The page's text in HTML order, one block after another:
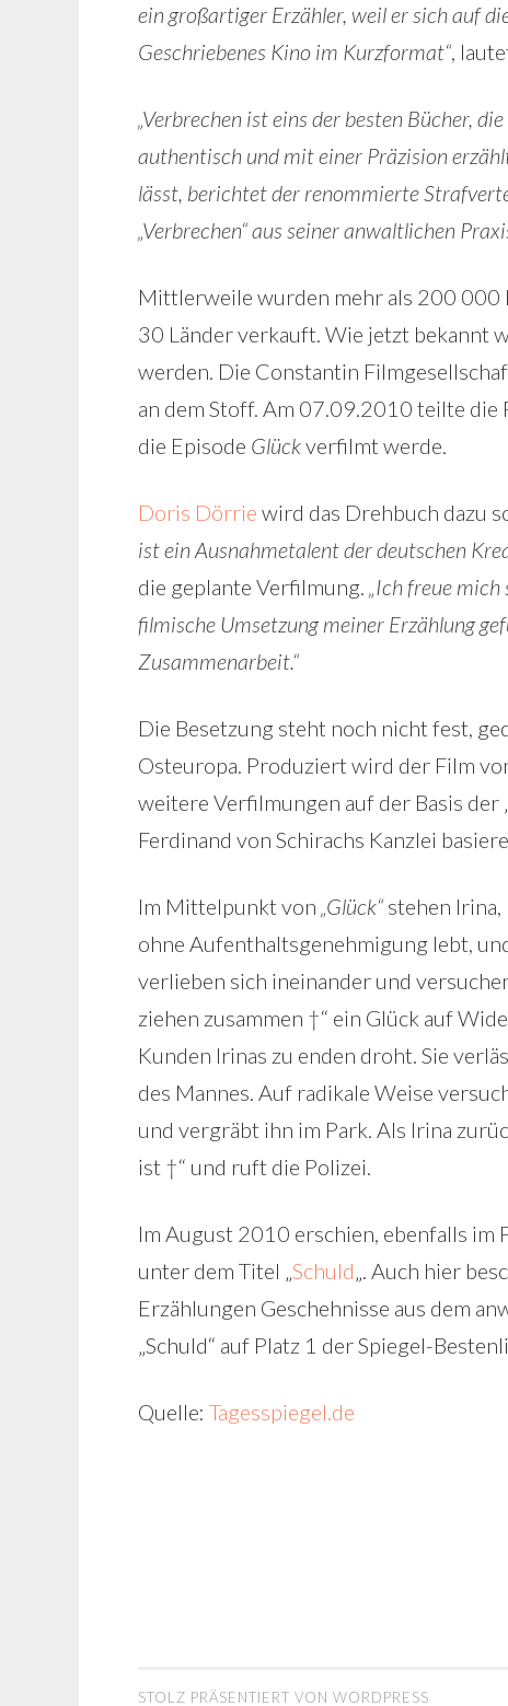
ein großartiger Erzähler, weil er sich auf
Geschriebenes Kino im Kurzformat“,
„Verbrechen ist eins der besten Bücher,
authentisch und mit einer Präzision
lässt, berichtet der renommierte
„Verbrechen“ aus seiner anwaltlichen
Mittlerweile wurden mehr als 200 000
30 Länder verkauft. Wie jetzt bekannt
werden. Die Constantin
an dem Stoff. Am 07.09.2010 teilte die
die Episode Glückverfilmt werde.
Doris Dörrie wird das Drehbuch dazu
ist ein Ausnahmetalent der deutschen
die geplante Verfilmung. „Ich freue
filmische Umsetzung meiner Erzählung
Zusammenarbeit.“
Die Besetzung steht noch nicht fest,
Osteuropa. Produziert wird der Film
weitere Verfilmungen auf der Basis der
Ferdinand von Schirachs Kanzlei
Im Mittelpunkt von „Glück“stehen
ohne Aufenthaltsgenehmigung lebt,
verlieben sich ineinander und
ziehen zusammen †“ ein Glück auf
Kunden Irinas zu enden droht. Sie
des Mannes. Auf radikale Weise
und vergräbt ihn im Park. Als Irina
ist †“ und ruft die Polizei.
Im August 2010 erschien, ebenfalls im
unter dem Titel „Schuld„. Auch hier
Erzählungen Geschehnisse aus dem
„Schuld“ auf Platz 1 der Spiegel-
Quelle: Tagesspiegel.de
STOLZ PRÄSENTIERT VON WORDPRESS